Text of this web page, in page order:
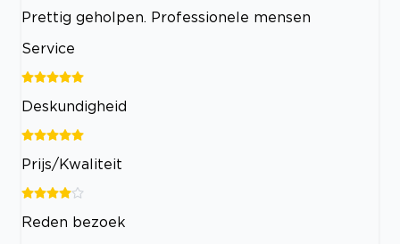
Prettig geholpen. Professionele mensen
Service
Deskundigheid
Prijs/Kwaliteit
Reden bezoek